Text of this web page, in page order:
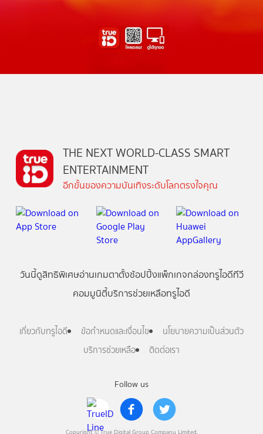
Follow us
Copyright © True Digital Group Company Limited.
THE NEXT WORLD-CLASS SMART
ENTERTAINMENT
อีกขั้นของความบันเทิงระดับโลกตรงใจคุณ
วันนี้ดูสิทธิพิเศษอ่านเกมตาตั้งช้อปปิ้งแพ็กเกจกล่องทรูไอดีทีวี
คอมมูนิตี้บริการช่วยเหลือทรูไอดี
เกี่ยวกับทรูไอดี ข้อกำหนดและเงื่อนไข
นโยบายความเป็นส่วนตัว
บริการช่วยเหลือ
ติดต่อเรา